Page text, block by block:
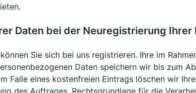
Daten bei der Neuregistrierung Ihrer
Sie sich bei uns registrieren. Ihre im
Daten speichern wir bis zum
Falle eines kostenfreien Eintrags löschen wir
des Auftrages. Rechtsgrundlage für die